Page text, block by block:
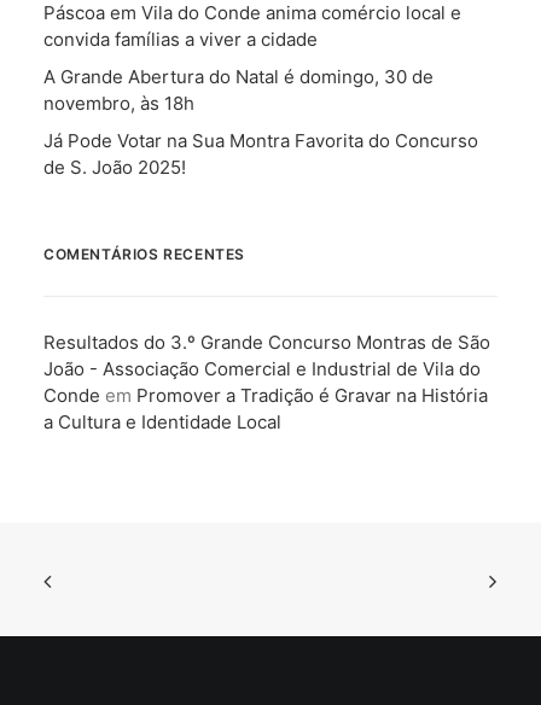
Páscoa em Vila do Conde anima comércio local e
convida famílias a viver a cidade
A Grande Abertura do Natal é domingo, 30 de
novembro, às 18h
Já Pode Votar na Sua Montra Favorita do Concurso
de S. João 2025!
COMENTÁRIOS RECENTES
Resultados do 3.º Grande Concurso Montras de São
João - Associação Comercial e Industrial de Vila do
Conde em Promover a Tradição é Gravar na História
a Cultura e Identidade Local